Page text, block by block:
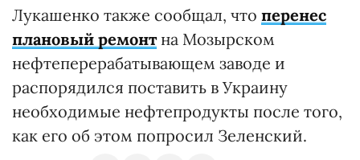
Лукашенко также сообщал, что перенес
плановый ремонтна Мозырском
нефтеперерабатывающем заводе и
распорядился поставить в Украину
необходимые нефтепродукты после того,
как его об этом попросил Зеленский.